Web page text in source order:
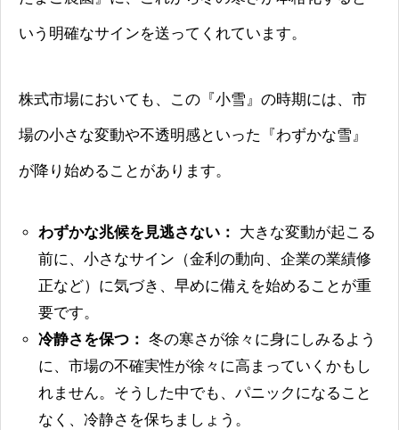
いう明確なサインを送ってくれています。
株式市場においても、この『小雪』の時期には、市
場の小さな変動や不透明感といった『わずかな雪』
が降り始めることがあります。
わずかな兆候を見逃さない：
大きな変動が起こる
前に、小さなサイン（金利の動向、企業の業績修
正など）に気づき、早めに備えを始めることが重
要です。
冷静さを保つ： 冬の寒さが徐々に身にしみるよう
に、市場の不確実性が徐々に高まっていくかもし
れません。そうした中でも、パニックになること
なく、冷静さを保ちましょう。